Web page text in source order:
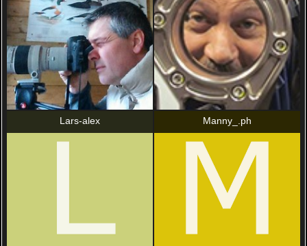
Lars-alex Manny_.ph